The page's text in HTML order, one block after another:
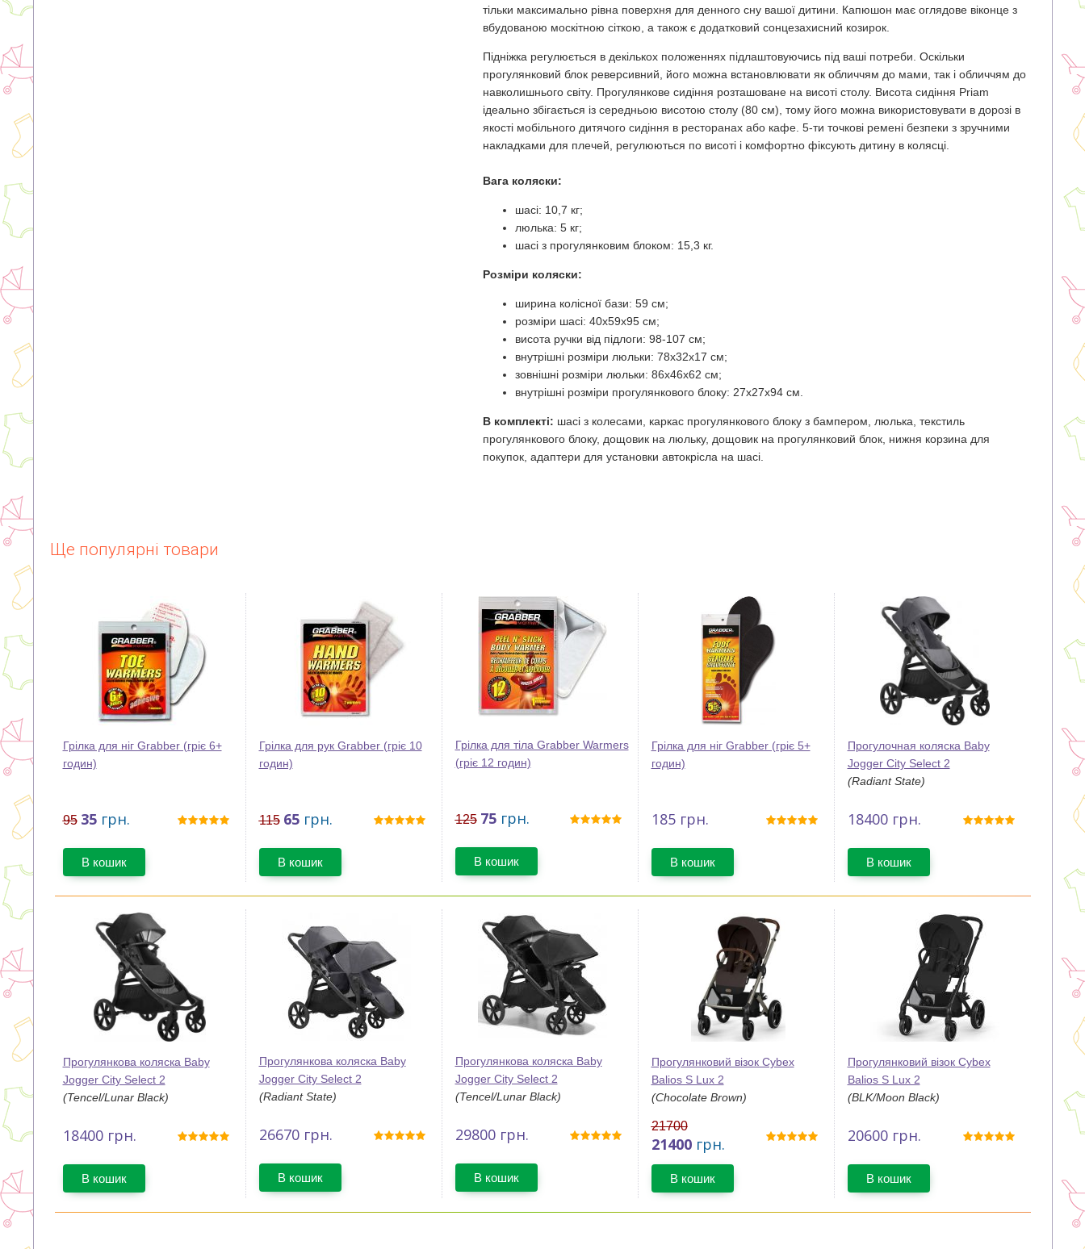
тільки максимально рівна поверхня для денного сну вашої дитини. Капюшон має оглядове віконце з
вбудованою москітною сіткою, а також є додатковий сонцезахисний козирок.
Підніжка регулюється в декількох положеннях підлаштовуючись під ваші потреби. Оскільки
прогулянковий блок реверсивний, його можна встановлювати як обличчям до мами, так і обличчям до
навколишнього світу. Прогулянкове сидіння розташоване на висоті столу. Висота сидіння Priam
ідеально збігається із середньою висотою столу (80 см), тому його можна використовувати в дорозі в
якості мобільного дитячого сидіння в ресторанах або кафе. 5-ти точкові ремені безпеки з зручними
накладками для плечей, регулюються по висоті і комфортно фіксують дитину в колясці.
Вага коляски:
шасі: 10,7 кг;
люлька: 5 кг;
шасі з прогулянковим блоком: 15,3 кг.
Розміри коляски:
ширина колісної бази: 59 см;
розміри шасі: 40х59х95 см;
висота ручки від підлоги: 98-107 см;
внутрішні розміри люльки: 78х32х17 см;
зовнішні розміри люльки: 86х46х62 см;
внутрішні розміри прогулянкового блоку: 27х27х94 см.
В комплекті: шасі з колесами, каркас прогулянкового блоку з бампером, люлька, текстиль
прогулянкового блоку, дощовик на люльку, дощовик на прогулянковий блок, нижня корзина для
покупок, адаптери для установки автокрісла на шасі.
Ще популярні товари
Грілка для ніг Grabber (гріє 6+
годин)
95 35 грн.
В кошик
Грілка для рук Grabber (гріє 10
годин)
115 65 грн.
В кошик
Грілка для тіла Grabber Warmers
(гріє 12 годин)
125 75 грн.
В кошик
Грілка для ніг Grabber (гріє 5+
годин)
185грн.
В кошик
Прогулочная коляска Baby
Jogger City Select 2
(Radiant State)
18400грн.
В кошик
Прогулянкова коляска Baby
Jogger City Select 2
(Tencel/Lunar Black)
18400грн.
В кошик
Прогулянкова коляска Baby
Jogger City Select 2
(Radiant State)
26670грн.
В кошик
Прогулянкова коляска Baby
Jogger City Select 2
(Tencel/Lunar Black)
29800грн.
В кошик
Прогулянковий візок Cybex
Balios S Lux 2
(Chocolate Brown)
21700
21400 грн.
В кошик
Прогулянковий візок Cybex
Balios S Lux 2
(BLK/Moon Black)
20600грн.
В кошик